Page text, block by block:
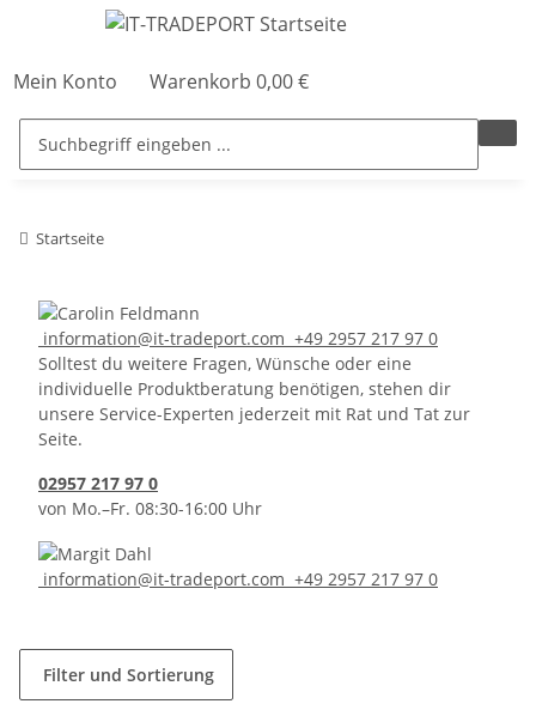
Mein Konto Warenkorb 0,00 €
Startseite
information@it-tradeport.com +49 2957 217 97 0
Solltest du weitere Fragen, Wünsche oder eine
individuelle Produktberatung benötigen, stehen dir
unsere Service-Experten jederzeit mit Rat und Tat zur
Seite.
02957 217 97 0
von Mo.–Fr. 08:30-16:00 Uhr
information@it-tradeport.com +49 2957 217 97 0
Filter und Sortierung